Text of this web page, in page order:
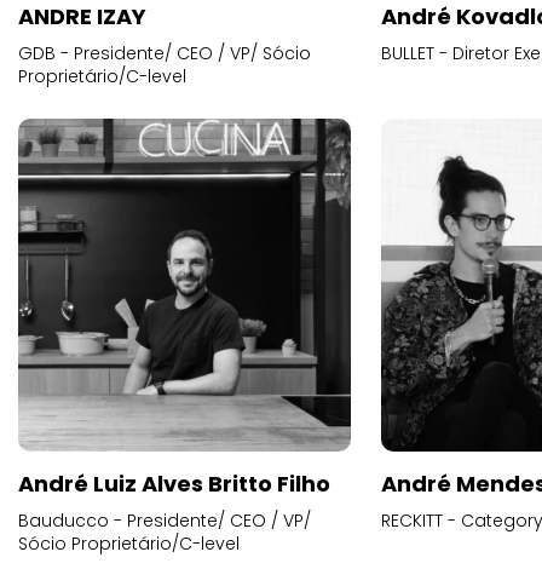
ANDRE IZAY
GDB - Presidente/ CEO / VP/ Sócio
Proprietário/C-level
André
BULLET - Diretor
André Luiz Alves Britto Filho
Bauducco - Presidente/ CEO / VP/
Sócio Proprietário/C-level
André
RECKITT -